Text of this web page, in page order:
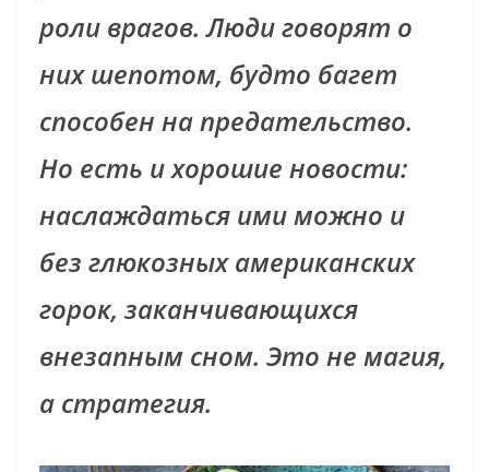
роли врагов. Люди говорят о
них шепотом, будто багет
способен на предательство.
Но есть и хорошие новости:
наслаждаться ими можно и
без глюкозных американских
горок, заканчивающихся
внезапным сном. Это не магия,
а стратегия.